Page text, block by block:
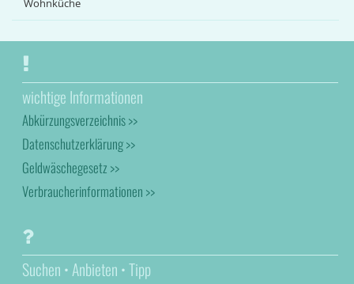
Wohnküche
wichtige Informationen
Abkürzungsverzeichnis >>
Datenschutzerklärung >>
Geldwäschegesetz >>
Verbraucherinformationen >>
Suchen • Anbieten • Tipp